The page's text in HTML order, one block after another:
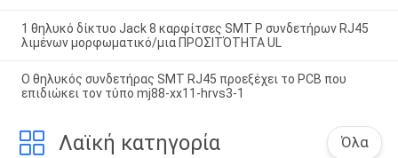
1 θηλυκό δίκτυο Jack 8 καρφίτσες SMT Ρ συνδετήρων RJ45
λιμένων μορφωματικό/μια ΠΡΟΣΙΤΌΤΗΤΑ UL
Ο θηλυκός συνδετήρας SMT RJ45 προεξέχει το PCB που
επιδιώκει τον τύπο mj88-xx11-hrvs3-1
Λαϊκή κατηγορία Όλα